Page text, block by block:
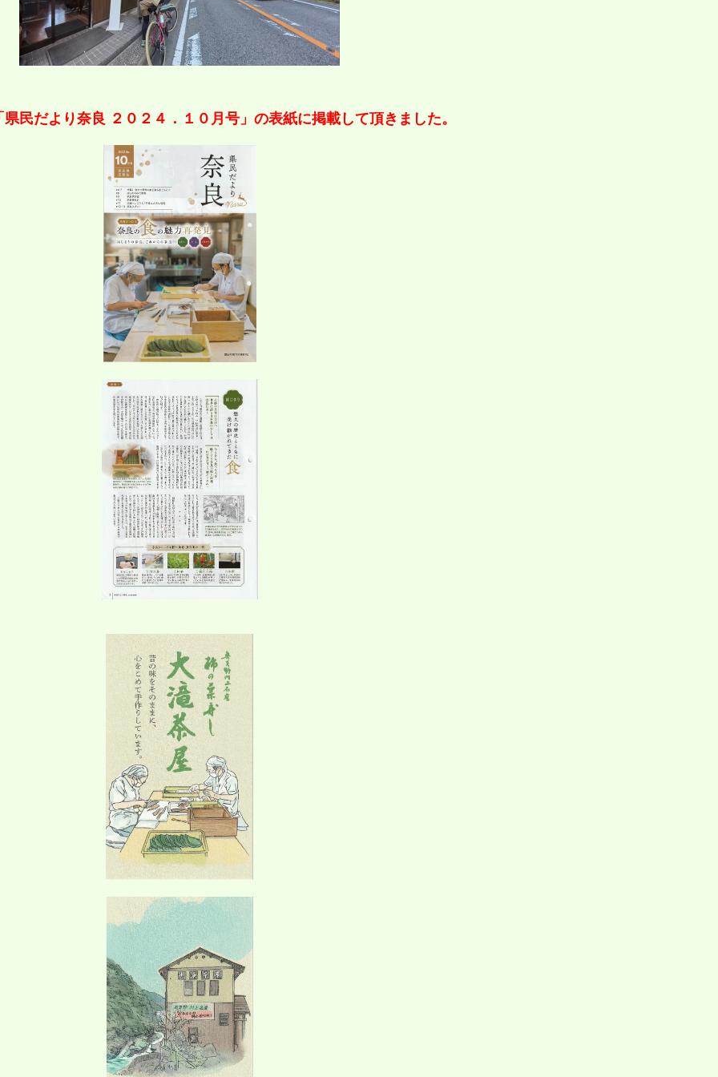
民だより奈良 ２０２４．１０月号」の表紙に掲載して頂きました。